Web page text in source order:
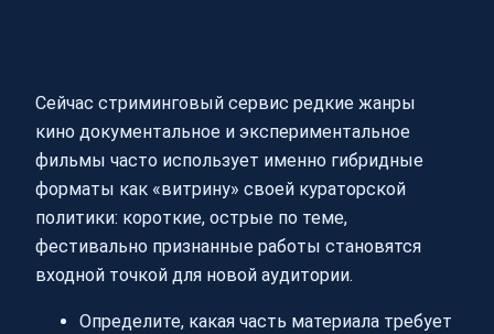
Сейчас стриминговый сервис редкие жанры
кино документальное и экспериментальное
фильмы часто использует именно гибридные
форматы как «витрину» своей кураторской
политики: короткие, острые по теме,
фестивально признанные работы становятся
входной точкой для новой аудитории.
Определите, какая часть материала требует